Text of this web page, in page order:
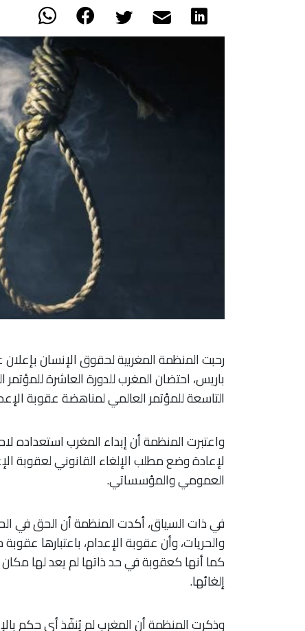
رحبت المنظمة المغربية لحقوق الإنسان
باريس، احتضان المغرب للدورة العاشرة
التاسعة للمؤتمر العالمي لمناهضة عقوبة
واعتبرت المنظمة أن إبداء المغرب
لإعادة وضع مطلب الإلغاء القانوني
العمومي والمؤسساتي.
في ذات السياق، أكدت المنظمة أن الحق في
والحريات، وأن عقوبة الإعدام، باعتبارها
كما أنها كعقوبة في حد ذاتها لم يعد لها
إلغائها.